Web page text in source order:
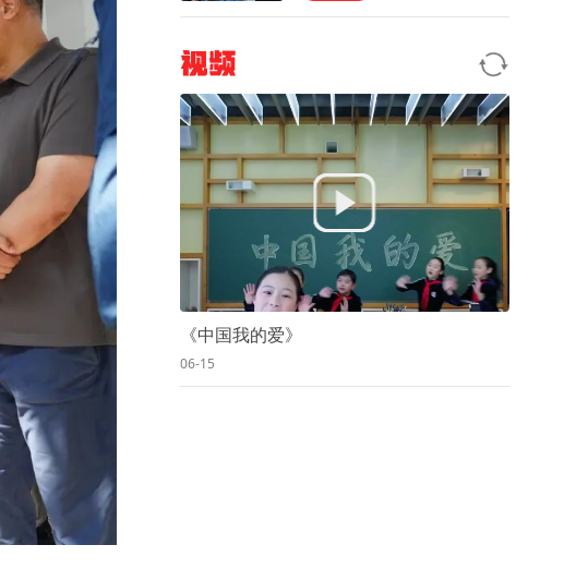
视频
《中国我的爱》
06-15